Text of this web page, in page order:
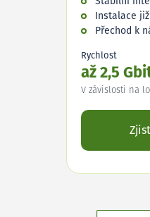
Instalace již
Přechod k
Rychlost
až 2,5
V závislosti na